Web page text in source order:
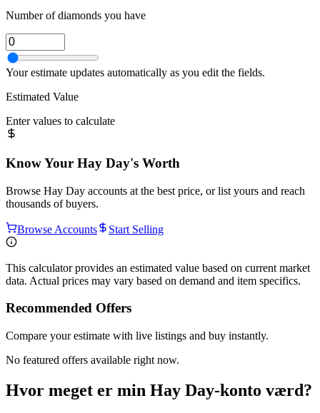
Number of diamonds you have
Your estimate updates automatically as you edit the fields.
Estimated Value
Enter values to calculate
Know Your Hay Day's Worth
Browse Hay Day accounts at the best price, or list yours and reach
thousands of buyers.
Browse Accounts Start Selling
This calculator provides an estimated value based on current market
data. Actual prices may vary based on demand and item specifics.
Recommended Offers
Compare your estimate with live listings and buy instantly.
No featured offers available right now.
Hvor meget er min Hay Day-konto værd?